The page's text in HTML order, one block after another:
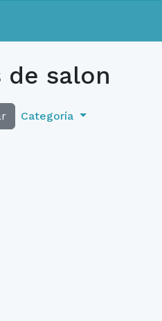
de salon
Categoría